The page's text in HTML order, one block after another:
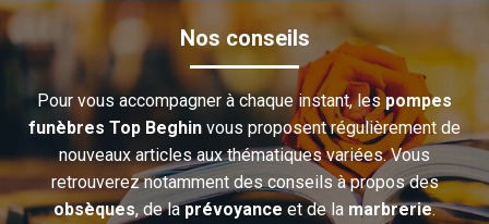
Nos conseils
Pour vous accompagner à chaque instant, lespompes
funèbres Top Beghin vous proposent régulièrement de
nouveaux articles aux thématiques variées. Vous
retrouverez notamment des conseils à propos des
obsèques, de laprévoyance et de la marbrerie.